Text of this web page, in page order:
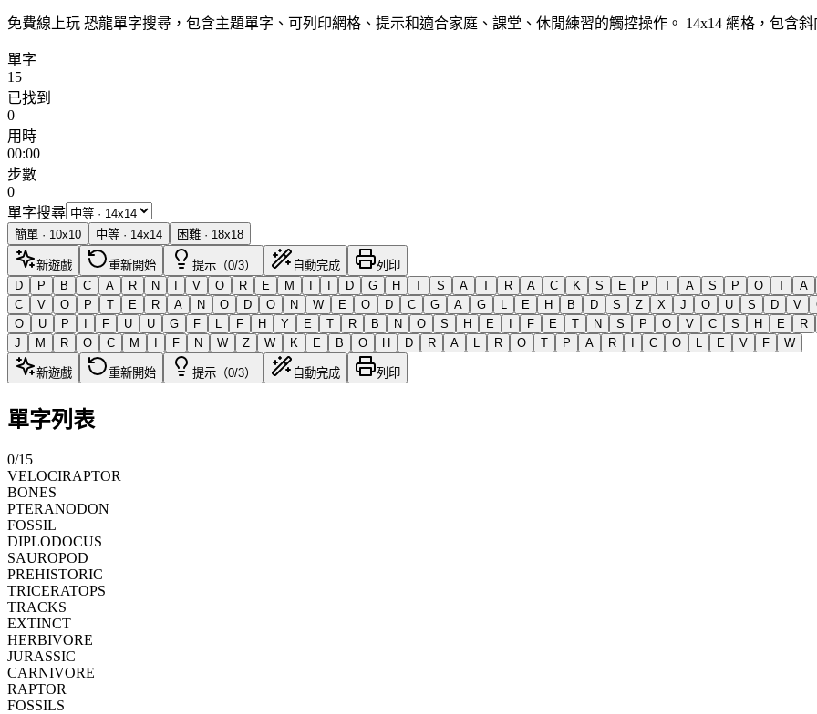
免費線上玩 恐龍單字搜尋，包含主題單字、可列印網格、提示和適合家庭、課堂、休閒練習的觸控操作。 14x14 網格，包含
單字
15
已找到
0
用時
00:00
步數
0
單字搜尋
簡單 · 10x10 中等 · 14x14 困難 · 18x18
新遊戲 重新開始 提示（0/3） 自動完成
列印
D
P B C A R N I V O R E M I I D G H T S A T R A C K S E P T A S P O T A
C
V O P T E R A N O D O N W E O D C G A G L E H B D S Z X J O U S D V
O
U P I F U U G F L F H Y E T R B N O S H E I F E T N S P O V C S H E R
J
M R O C M I F N W Z W K E B O H D R A L R O T P A R I C O L E V F W
新遊戲 重新開始 提示（0/3） 自動完成 列印
單字列表
0/15
VELOCIRAPTOR
BONES
PTERANODON
FOSSIL
DIPLODOCUS
SAUROPOD
PREHISTORIC
TRICERATOPS
TRACKS
EXTINCT
HERBIVORE
JURASSIC
CARNIVORE
RAPTOR
FOSSILS